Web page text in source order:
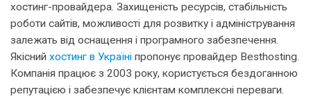
хостинг-провайдера. Захищеність ресурсів, стабільність
роботи сайтів, можливості для розвитку і адміністрування
залежать від оснащення і програмного забезпечення.
Якісний хостинг в Україні пропонує провайдер Веsthosting.
Компанія працює з 2003 року, користується бездоганною
репутацією і забезпечує клієнтам комплексні переваги.